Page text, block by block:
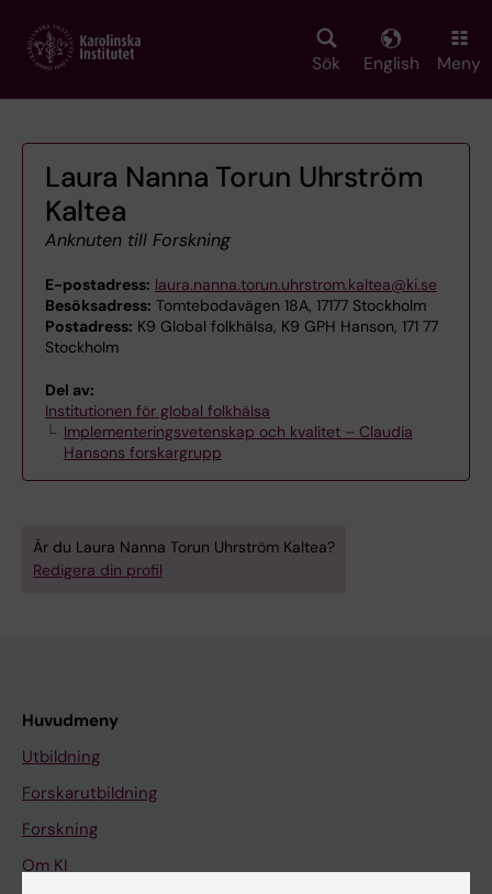
main
Sök English Meny
Laura Nanna Torun Uhrström
Kaltea
Anknuten till Forskning
E-postadress: laura.nanna.torun.uhrstrom.kaltea@ki.se
Besöksadress: Tomtebodavägen 18A, 17177 Stockholm
Postadress: K9 Global folkhälsa, K9 GPH Hanson, 171 77
Stockholm
Del av:
Institutionen för global folkhälsa
Implementeringsvetenskap och kvalitet – Claudia
Hansons forskargrupp
Är du Laura Nanna Torun Uhrström Kaltea?
Redigera din profil
Huvudmeny
Utbildning
Forskarutbildning
Forskning
Om KI